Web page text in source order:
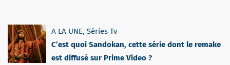
A LA UNE, Séries Tv
C’est quoi Sandokan, cette série dont le remake
est diffusé sur Prime Video ?